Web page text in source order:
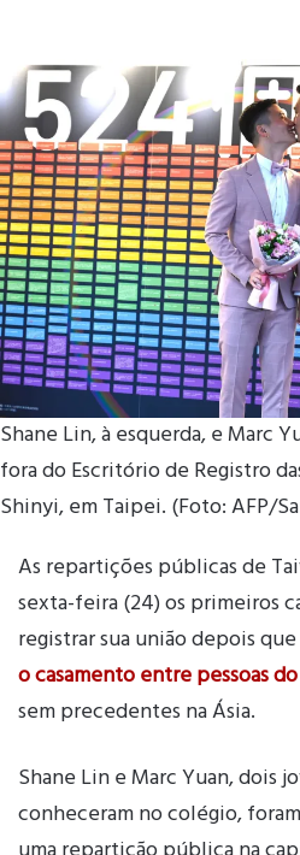
Shane Lin, à esquerda, e Marc
fora do Escritório de Registro
Shinyi, em Taipei. (Foto: AFP/
As repartições públicas de
sexta-feira (24) os primeiros
registrar sua união depois
o casamento entre pessoas
sem precedentes na Ásia.
Shane Lin e Marc Yuan, dois
conheceram no colégio,